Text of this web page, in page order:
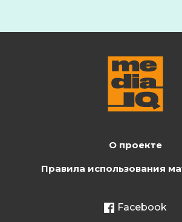
О проекте
Правила использования
Facebook